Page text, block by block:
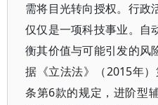
需将目光转向授权。行政
仅仅是一项科技事业。自
衡其价值与可能引发的风
据《立法法》（2015年
条第6款的规定，进阶型